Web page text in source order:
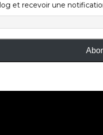
et recevoir une